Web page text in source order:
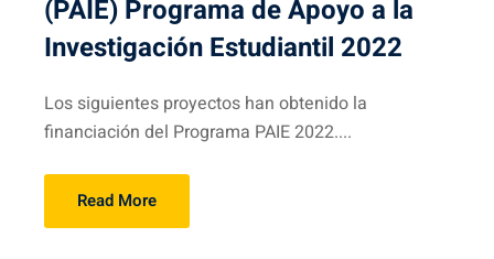
(PAIE) Programa de Apoyo a la
Investigación Estudiantil 2022
Los siguientes proyectos han obtenido la
financiación del Programa PAIE 2022....
Read More